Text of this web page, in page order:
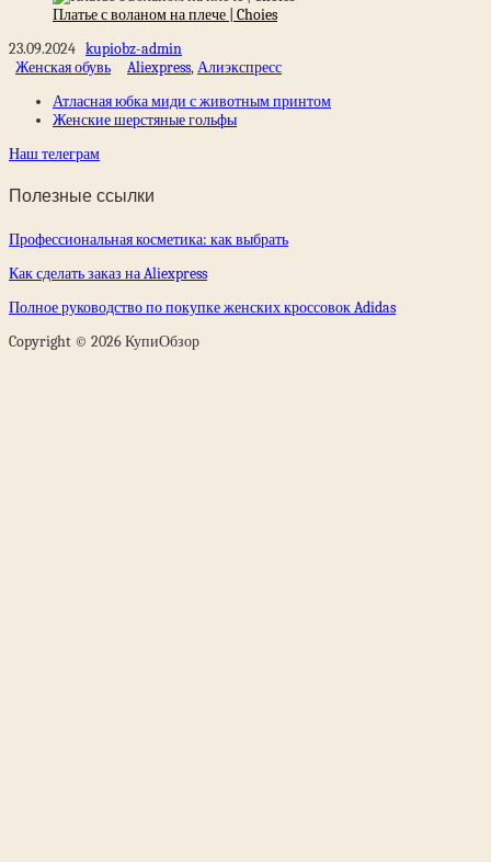
Платье с воланом на плече | Choies
23.09.2024 kupiobz-admin
Женская обувь
Aliexpress,Алиэкспресс
Атласная юбка миди с животным принтом
Женские шерстяные гольфы
Наш телеграм
Полезные ссылки
Профессиональная косметика: как выбрать
Как сделать заказ на Aliexpress
Полное руководство по покупке женских кроссовок Adidas
Copyright © 2026 КупиОбзор